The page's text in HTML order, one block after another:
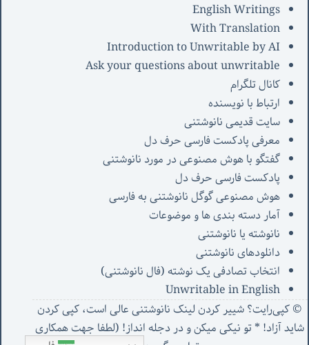
English Writings
With Translation
Introduction to Unwritable by AI
Ask your questions about unwritable
کانال تلگرام
ارتباط با نویسنده
سایت قدیمی نانوشتنی
معرفی پادکست فارسی حرف دل
گفتگو با هوش مصنوعی در مورد نانوشتنی
پادکست فارسی حرف دل
هوش مصنوعی گوگل نانوشتنی به فارسی
آمار دسته بندی ها و موضوعات
نانوشته یا نانوشتنی
دانلودهای نانوشتنی
انتخاب تصادفی یک نوشته (فال نانوشتنی)
Unwritable in English
© کپی‌رایت؟ شییر کردن لینک نانوشتنی عالی است، کپی کردن
شاید آزاد! * تو نیکی میکن و در دجله انداز! (لطفا جهت همکاری